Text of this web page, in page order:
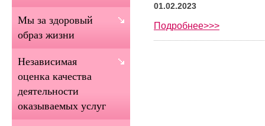
01.02.2023
Подробнее>>>
Мы за здоровый
образ жизни
Независимая
оценка качества
деятельности
оказываемых услуг